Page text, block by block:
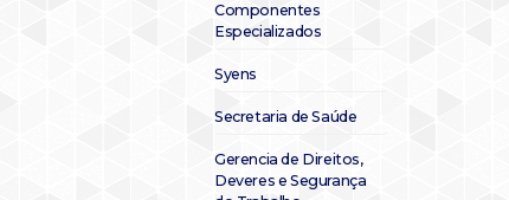
Componentes
Especializados
Syens
Secretaria de Saúde
Gerencia de Direitos,
Deveres e Segurança